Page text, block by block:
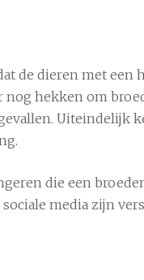
de dieren met een
nog hekken om
Uiteindelijk
die een
media zijn